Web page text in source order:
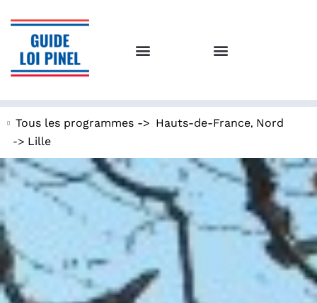
Tous les programmes -> Hauts-de-France, Nord
-> Lille